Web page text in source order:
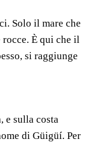
Solo il mare che
È qui che il
si raggiunge
e sulla costa
di Güigüí. Per